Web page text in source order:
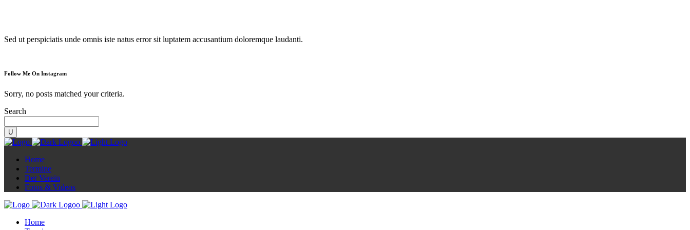
Sed ut perspiciatis unde omnis iste natus error sit luptatem accusantium doloremque laudanti.
Follow Me On Instagram
Sorry, no posts matched your criteria.
Search
Home
Termine
Der Verein
Fotos & Videos
Home